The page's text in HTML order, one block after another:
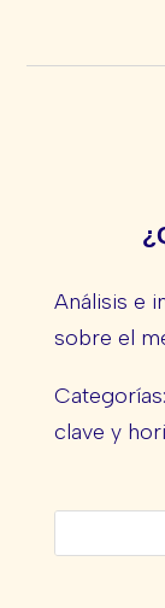
Análisis e
sobre el
clave y